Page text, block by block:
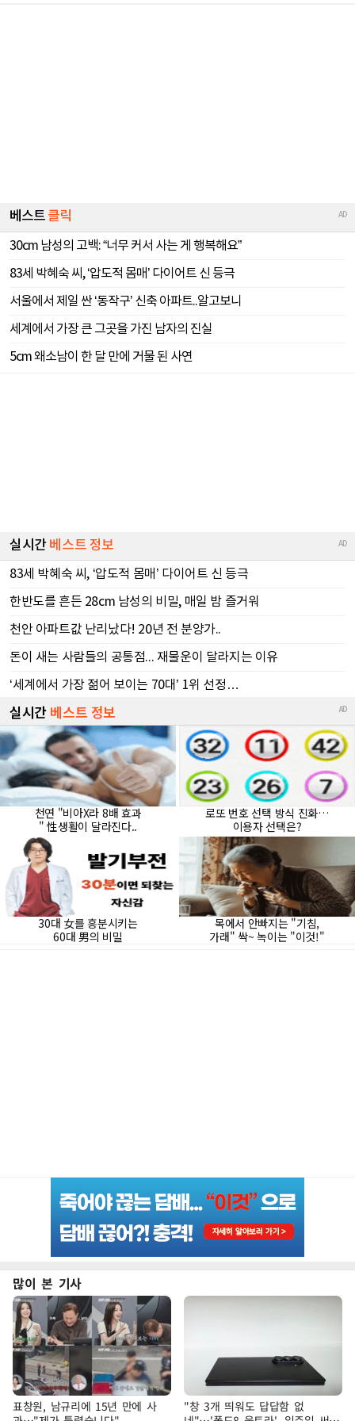
많이 본 기사
표창원, 남규리에 15년 만에 사
"창 3개 띄워도 답답함 없